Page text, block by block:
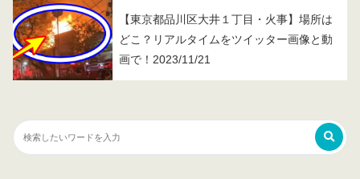
【東京都品川区大井１丁目・火事】場所は
どこ？リアルタイムをツイッター画像と動
画で！2023/11/21